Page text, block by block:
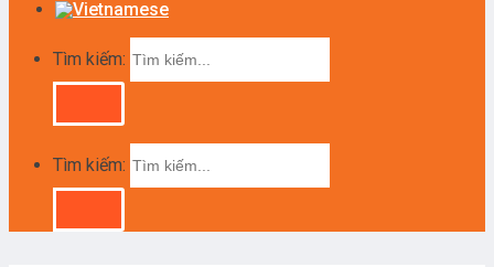
Tìm kiếm:
Tìm kiếm: